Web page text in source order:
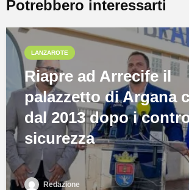
Potrebbero interessarti
LANZAROTE
Riapre ad Arrecife il
palazzetto di Argana
dal 2013 dopo i
sicurezza
Redazione